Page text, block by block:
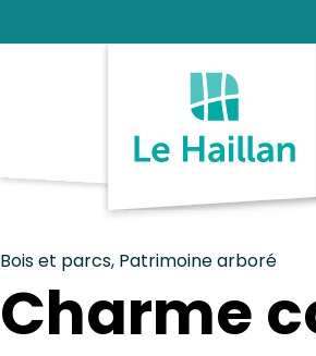
Bois et parcs, Patrimoine arboré
Charme